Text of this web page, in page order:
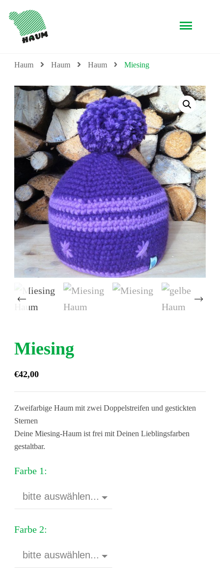
My Haum
in aufwändiger und liebevoller Handarbeit
Haum Haum Haum Miesing
Miesing
€42,00
Zweifarbige Haum mit zwei Doppelstreifen und gestickten
Sternen
Deine Miesing-Haum ist frei mit Deinen Lieblingsfarben
gestaltbar.
Farbe 1:
bitte auswählen...
Farbe 2:
bitte auswählen...